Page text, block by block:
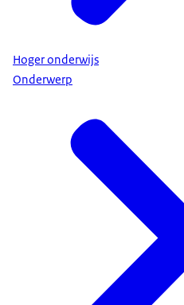
Hoger onderwijs
Onderwerp